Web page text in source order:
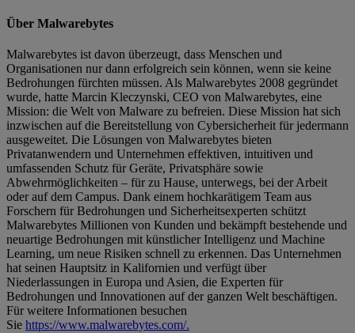
Über Malwarebytes
Malwarebytes ist davon überzeugt, dass Menschen und
Organisationen nur dann erfolgreich sein können, wenn sie keine
Bedrohungen fürchten müssen. Als Malwarebytes 2008 gegründet
wurde, hatte Marcin Kleczynski, CEO von Malwarebytes, eine
Mission: die Welt von Malware zu befreien. Diese Mission hat sich
inzwischen auf die Bereitstellung von Cybersicherheit für jedermann
ausgeweitet. Die Lösungen von Malwarebytes bieten
Privatanwendern und Unternehmen effektiven, intuitiven und
umfassenden Schutz für Geräte, Privatsphäre sowie
Abwehrmöglichkeiten – für zu Hause, unterwegs, bei der Arbeit
oder auf dem Campus. Dank einem hochkarätigem Team aus
Forschern für Bedrohungen und Sicherheitsexperten schützt
Malwarebytes Millionen von Kunden und bekämpft bestehende und
neuartige Bedrohungen mit künstlicher Intelligenz und Machine
Learning, um neue Risiken schnell zu erkennen. Das Unternehmen
hat seinen Hauptsitz in Kalifornien und verfügt über
Niederlassungen in Europa und Asien, die Experten für
Bedrohungen und Innovationen auf der ganzen Welt beschäftigen.
Für weitere Informationen besuchen
Sie https://www.malwarebytes.com/.